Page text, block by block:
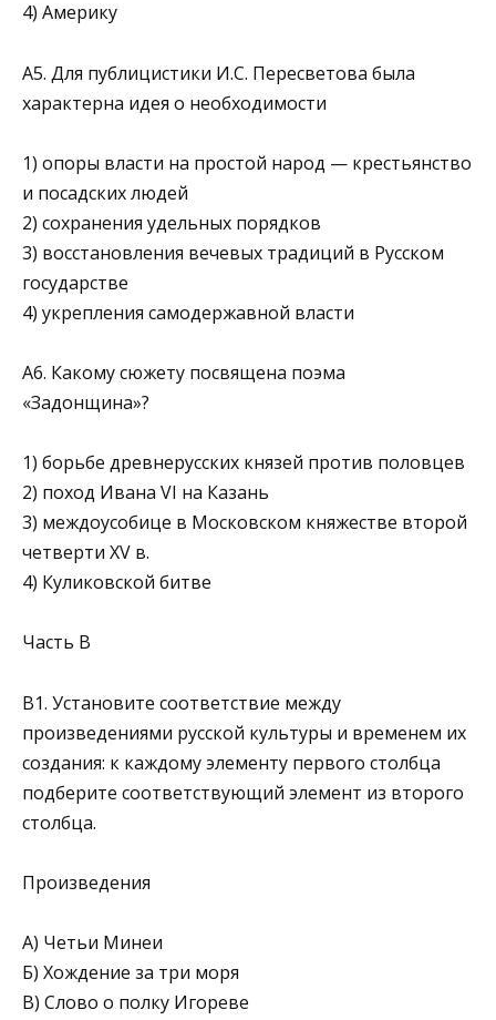
4) Америку
А5. Для публицистики И.С. Пересветова была
характерна идея о не­обходимости
1) опоры власти на простой народ — крестьянство
и посадских людей
2) сохранения удельных порядков
3) восстановления вечевых традиций в Русском
государстве
4) укрепления самодержавной власти
А6. Какому сюжету посвящена поэма
«Задонщина»?
1) борьбе древнерусских князей против половцев
2) поход Ивана VI на Казань
3) междоусобице в Московском княжестве второй
четверти XV в.
4) Куликовской битве
Часть В
В1. Установите соответствие между
произведениями русской культуры и временем их
создания: к каждому элементу первого столбца
подберите соответствующий элемент из второго
столбца.­
Произведения
А) Четьи Минеи
Б) Хождение за три моря
В) Слово о полку Игореве